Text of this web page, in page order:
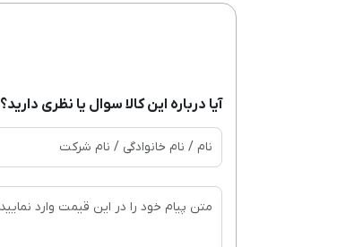
آیا درباره این کالا سوال یا نظری دارید؟